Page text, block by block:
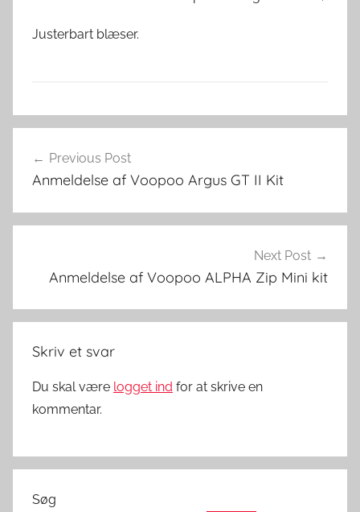
Justerbart blæser.
E
æ
s
Previous Post
Anmeldelse af Voopoo Argus GT II Kit
Next Post
Anmeldelse af Voopoo ALPHA Zip Mini kit
Skriv et svar
Du skal være logget ind for at skrive en
kommentar.
Søg